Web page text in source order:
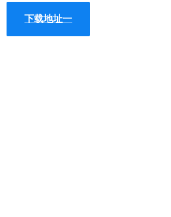
谷歌浏览器v87正式版主要更新，由于
进，更快地启动、更快地加载，更多方
多年来Chrome性能的最大提高。活动
下载地址一